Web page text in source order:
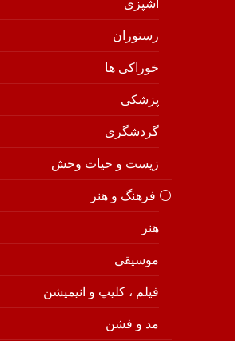
آشپزی
رستوران
خوراکی ها
پزشکی
گردشگری
زیست و حیات وحش
⚪️ فرهنگ و هنر
هنر
موسیقی
فیلم ، کلیپ و انیمیشن
مد و فشن